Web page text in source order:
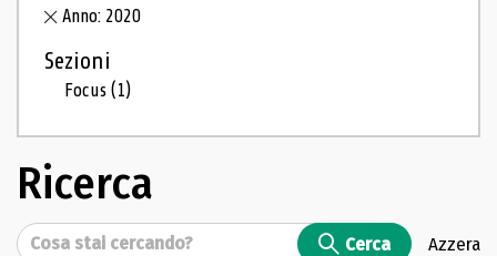
Anno: 2020
Sezioni
Focus(1)
Ricerca
Cerca Cerca Azzera